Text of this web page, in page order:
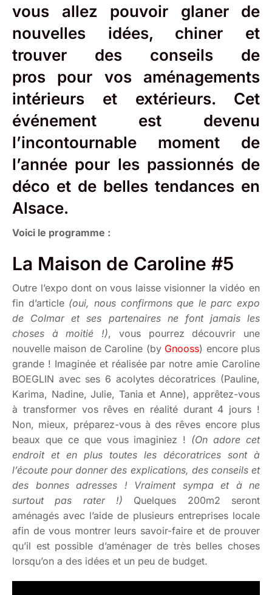
vous allez pouvoir glaner de
nouvelles idées, chiner et
trouver des conseils de
pros pour vos aménagements
intérieurs et extérieurs. Cet
événement est devenu
l’incontournable moment de
l’année pour les passionnés de
déco et de belles tendances en
Alsace.
Voici le programme :
La Maison de Caroline #5
Outre l’expo dont on vous laisse visionner la vidéo en
fin d’article (oui, nous confirmons que le parc expo
de Colmar et ses partenaires ne font jamais les
choses à moitié !), vous pourrez découvrir une
nouvelle maison de Caroline (by Gnooss) encore plus
grande ! Imaginée et réalisée par notre amie Caroline
BOEGLIN avec ses 6 acolytes décoratrices (Pauline,
Karima, Nadine, Julie, Tania et Anne), apprêtez-vous
à transformer vos rêves en réalité durant 4 jours !
Non, mieux, préparez-vous à des rêves encore plus
beaux que ce que vous imaginiez ! (On adore cet
endroit et en plus toutes les décoratrices sont à
l’écoute pour donner des explications, des conseils et
des bonnes adresses ! Vraiment sympa et à ne
surtout pas rater !) Quelques 200m2 seront
aménagés avec l’aide de plusieurs entreprises locale
afin de vous montrer leurs savoir-faire et de prouver
qu’il est possible d’aménager de très belles choses
lorsqu’on a des idées et un peu de budget.